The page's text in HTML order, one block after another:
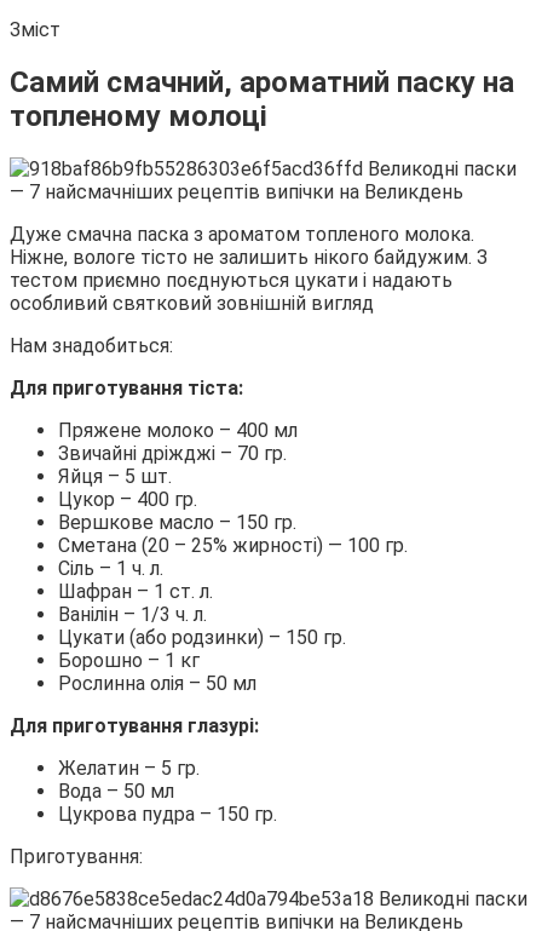
Зміст
Самий смачний, ароматний паску на
топленому молоці
Дуже смачна паска з ароматом топленого молока.
Ніжне, вологе тісто не залишить нікого байдужим. З
тестом приємно поєднуються цукати і надають
особливий святковий зовнішній вигляд
Нам знадобиться:
Для приготування тіста:
Пряжене молоко – 400 мл
Звичайні дріжджі – 70 гр.
Яйця – 5 шт.
Цукор – 400 гр.
Вершкове масло – 150 гр.
Сметана (20 – 25% жирності) — 100 гр.
Сіль – 1 ч. л.
Шафран – 1 ст. л.
Ванілін – 1/3 ч. л.
Цукати (або родзинки) – 150 гр.
Борошно – 1 кг
Рослинна олія – 50 мл
Для приготування глазурі:
Желатин – 5 гр.
Вода – 50 мл
Цукрова пудра – 150 гр.
Приготування: